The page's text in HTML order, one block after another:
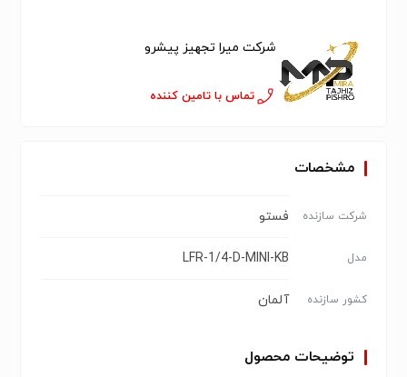
شرکت میرا تجهیز پیشرو
تماس با تامین کننده
مشخصات
شرکت سازنده فستو
مدل LFR-1/4-D-MINI-KB
کشور سازنده آلمان
توضیحات محصول